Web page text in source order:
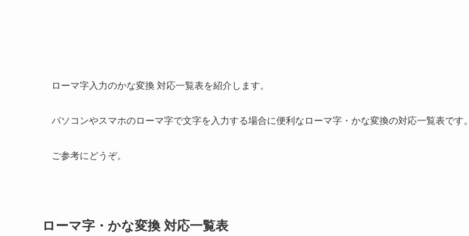
ローマ字入力のかな変換 対応一覧表を紹介します。
パソコンやスマホのローマ字で文字を入力する場合に便利なローマ字・かな変換の対応一覧表です。
ご参考にどうぞ。
ローマ字・かな変換 対応一覧表